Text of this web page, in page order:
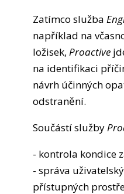
Zatímco služba
například na
ložisek, Proactive
na identifikaci
návrh účinných
odstranění.
Součástí služby
- kontrola kondice
- správa
přístupných